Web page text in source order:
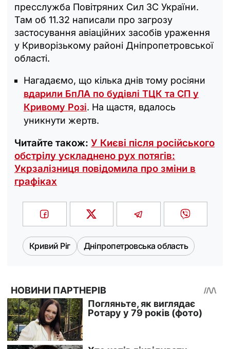
пресслужба Повітряних Сил ЗС України.
Там об 11.32 написали про загрозу
застосування авіаційних засобів ураження
у Криворізькому районі Дніпропетровської
області.
Нагадаємо, що кілька днів тому росіяни
вдарили БпЛА по будівлі ТЦК та СП у
Кривому Розі. На щастя, вдалось
уникнути жертв.
Читайте також: У Києві після російського
обстрілу ускладнено рух потягів:
Укрзалізниця повідомила про зміни в
графіках
Кривий Ріг Дніпропетровська область